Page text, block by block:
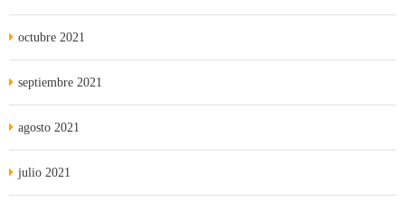
octubre 2021
septiembre 2021
agosto 2021
julio 2021